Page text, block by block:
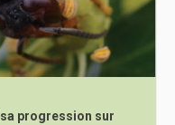
progression sur